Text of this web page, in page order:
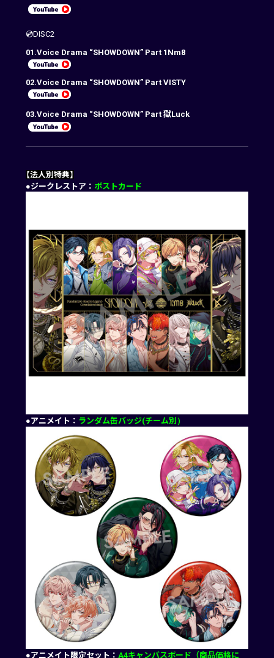
💿DISC2
01.Voice Drama “SHOWDOWN” Part 1Nm8
02.Voice Drama “SHOWDOWN” Part VISTY
03.Voice Drama “SHOWDOWN” Part 獄Luck
【法人別特典】
●ジークレストア： ポストカード
●アニメイト： ランダム缶バッジ(チーム別）
●アニメイト限定セット： A4キャンバスボード（商品価格に